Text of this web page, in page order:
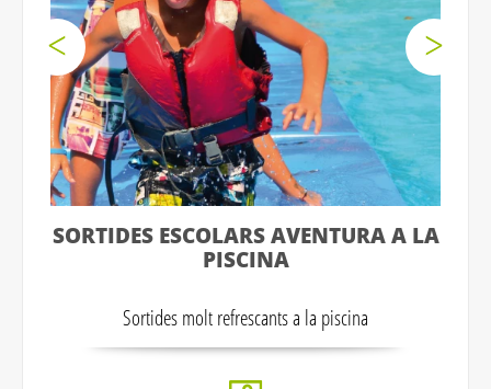
SORTIDES ESCOLARS AVENTURA A LA
PISCINA
Sortides molt refrescants a la piscina